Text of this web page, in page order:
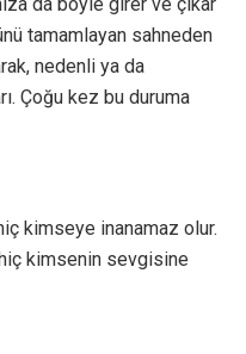
tamamlayan sahneden
nedenli ya da
Çoğu kez bu duruma
kimseye inanamaz olur.
kimsenin sevgisine